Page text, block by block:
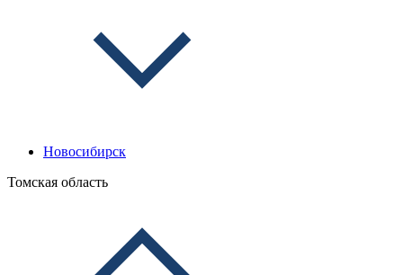
Новосибирск
Томская область